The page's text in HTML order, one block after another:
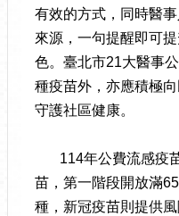
有效的方式，同時醫
來源，一句提醒即可
色。臺北市21大醫事
種疫苗外，亦應積極
守護社區健康。
114年公費流感疫苗
苗，第一階段開放滿
種，新冠疫苗則提供